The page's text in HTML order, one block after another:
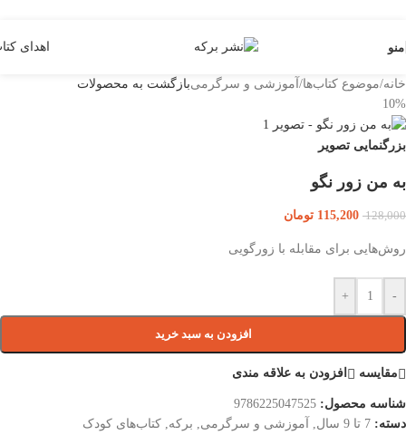
منو اهدای
خانه/موضوع کتاب‌ها/ آموزشی و سرگرمیبازگشت به محصولات
10%
بزرگنمایی تصویر
به من زور نگو
128,000
115,200 تومان
روش‌هایی برای مقابله با زورگویی
-
+
افزودن به سبد خرید
مقایسه افزودن به علاقه مندی
شناسه محصول: 9786225047525
دسته: 7 تا 9 سال آموزشی و سرگرمی برکه کتاب‌های کودک